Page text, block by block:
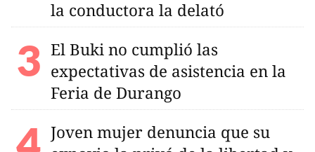
la conductora la delató
El Buki no cumplió las
expectativas de asistencia en la
Feria de Durango
Joven mujer denuncia que su